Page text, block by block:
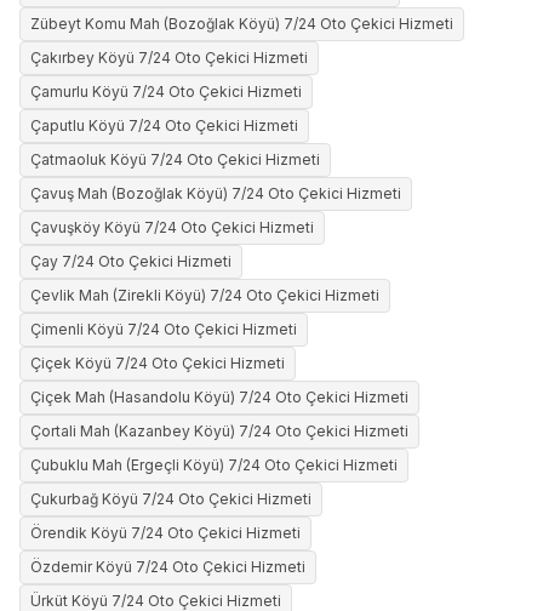
Zübeyt Komu Mah (Bozoğlak Köyü) 7/24 Oto Çekici Hizmeti
Çakırbey Köyü 7/24 Oto Çekici Hizmeti
Çamurlu Köyü 7/24 Oto Çekici Hizmeti
Çaputlu Köyü 7/24 Oto Çekici Hizmeti
Çatmaoluk Köyü 7/24 Oto Çekici Hizmeti
Çavuş Mah (Bozoğlak Köyü) 7/24 Oto Çekici Hizmeti
Çavuşköy Köyü 7/24 Oto Çekici Hizmeti
Çay 7/24 Oto Çekici Hizmeti
Çevlik Mah (Zirekli Köyü) 7/24 Oto Çekici Hizmeti
Çimenli Köyü 7/24 Oto Çekici Hizmeti
Çiçek Köyü 7/24 Oto Çekici Hizmeti
Çiçek Mah (Hasandolu Köyü) 7/24 Oto Çekici Hizmeti
Çortali Mah (Kazanbey Köyü) 7/24 Oto Çekici Hizmeti
Çubuklu Mah (Ergeçli Köyü) 7/24 Oto Çekici Hizmeti
Çukurbağ Köyü 7/24 Oto Çekici Hizmeti
Örendik Köyü 7/24 Oto Çekici Hizmeti
Özdemir Köyü 7/24 Oto Çekici Hizmeti
Ürküt Köyü 7/24 Oto Çekici Hizmeti